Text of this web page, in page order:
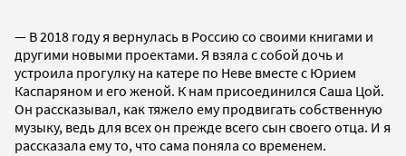
— В 2018 году я вернулась в Россию со своими книгами и
другими новыми проектами. Я взяла с собой дочь и
устроила прогулку на катере по Неве вместе с Юрием
Каспаряном и его женой. К нам присоединился Саша Цой.
Он рассказывал, как тяжело ему продвигать собственную
музыку, ведь для всех он прежде всего сын своего отца. И я
рассказала ему то, что сама поняла со временем.